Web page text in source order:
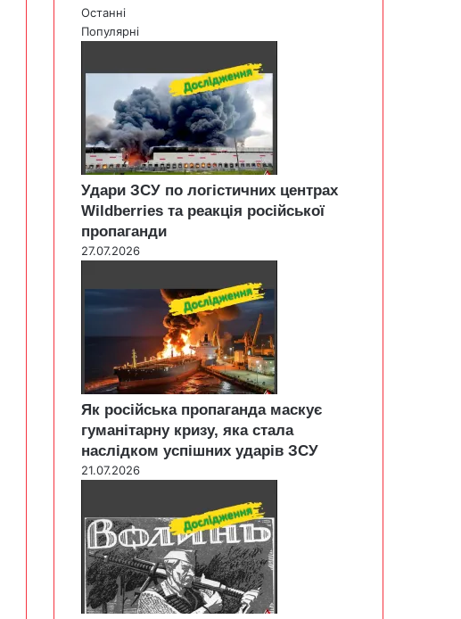
Останні
Популярні
Удари ЗСУ по логістичних центрах
Wildberries та реакція російської
пропаганди
27.07.2026
Як російська пропаганда маскує
гуманітарну кризу, яка стала
наслідком успішних ударів ЗСУ
21.07.2026